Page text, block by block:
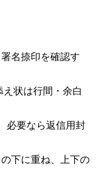
名捺印を確認す
状は行間・余白
必要なら返信用封
下に重ね、上下の